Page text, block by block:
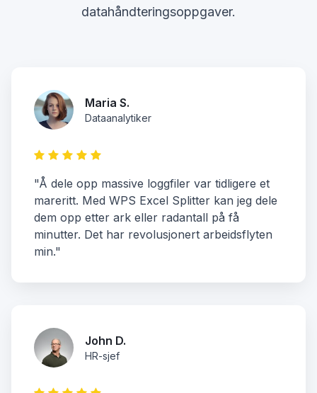
datahåndteringsoppgaver.
Maria S.
Dataanalytiker
"Å dele opp massive loggfiler var tidligere et
mareritt. Med WPS Excel Splitter kan jeg dele
dem opp etter ark eller radantall på få
minutter. Det har revolusjonert arbeidsflyten
min."
John D.
HR-sjef